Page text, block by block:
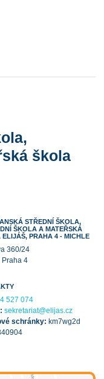
škola
STŘEDNÍ ŠKOLA,
ŠKOLA A MATEŘSKÁ
ELIJÁŠ, PRAHA 4 - MICHLE
360/24
Praha 4
527 074
sekretariat@elijas.cz
schránky: km7wg2d